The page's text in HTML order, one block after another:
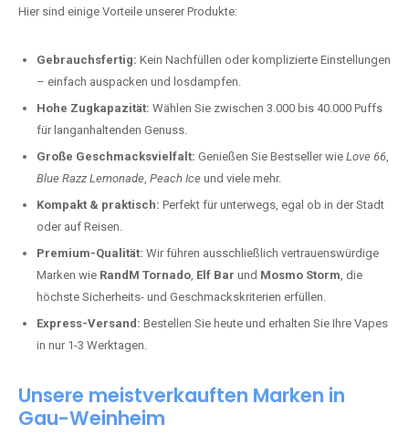
Hier sind einige Vorteile unserer Produkte:
Gebrauchsfertig: Kein Nachfüllen oder komplizierte Einstellungen
– einfach auspacken und losdampfen.
Hohe Zugkapazität: Wählen Sie zwischen 3.000 bis 40.000 Puffs
für langanhaltenden Genuss.
Große Geschmacksvielfalt: Genießen Sie Bestseller wie Love 66,
Blue Razz Lemonade, Peach Ice und viele mehr.
Kompakt & praktisch: Perfekt für unterwegs, egal ob in der Stadt
oder auf Reisen.
Premium-Qualität: Wir führen ausschließlich vertrauenswürdige
Marken wie RandM Tornado, Elf Bar und Mosmo Storm, die
höchste Sicherheits- und Geschmackskriterien erfüllen.
Express-Versand: Bestellen Sie heute und erhalten Sie Ihre Vapes
in nur 1-3 Werktagen.
Unsere meistverkauften Marken in
Gau-Weinheim